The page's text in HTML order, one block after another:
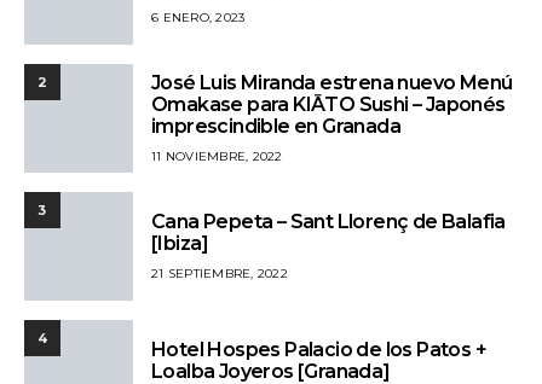
6 ENERO, 2023
2
José Luis Miranda estrena nuevo Menú
Omakase para KIĀTO Sushi – Japonés
imprescindible en Granada
11 NOVIEMBRE, 2022
3
Cana Pepeta – Sant Llorenç de Balafia
[Ibiza]
21 SEPTIEMBRE, 2022
4
Hotel Hospes Palacio de los Patos +
Loalba Joyeros [Granada]